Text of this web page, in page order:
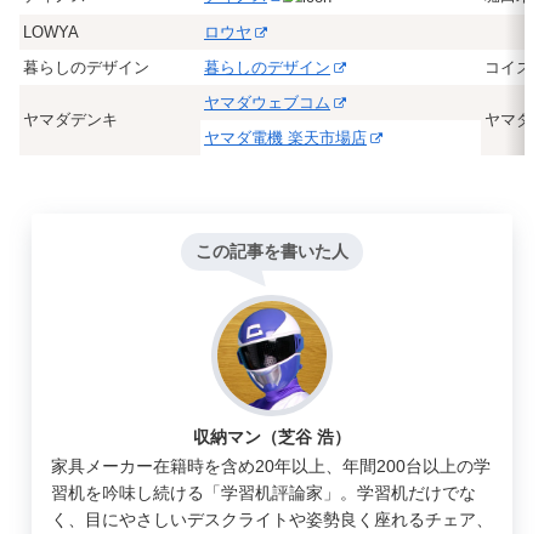
LOWYA
ロウヤ
暮らしのデザイン
暮らしのデザイン コイズ
ヤマダデンキ
ヤマダウェブコム
ヤマダ
ヤマダ電機 楽天市場店
この記事を書いた人
収納マン（芝谷 浩）
家具メーカー在籍時を含め20年以上、年間200台以上の学
習机を吟味し続ける「学習机評論家」。学習机だけでな
く、目にやさしいデスクライトや姿勢良く座れるチェア、